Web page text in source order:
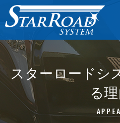
スターロードシ
る